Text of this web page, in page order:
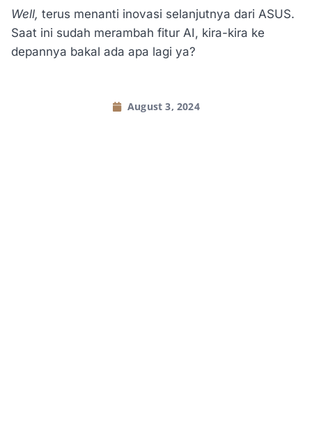
Well, terus menanti inovasi selanjutnya dari ASUS.
Saat ini sudah merambah fitur AI, kira-kira ke
depannya bakal ada apa lagi ya?
August 3, 2024